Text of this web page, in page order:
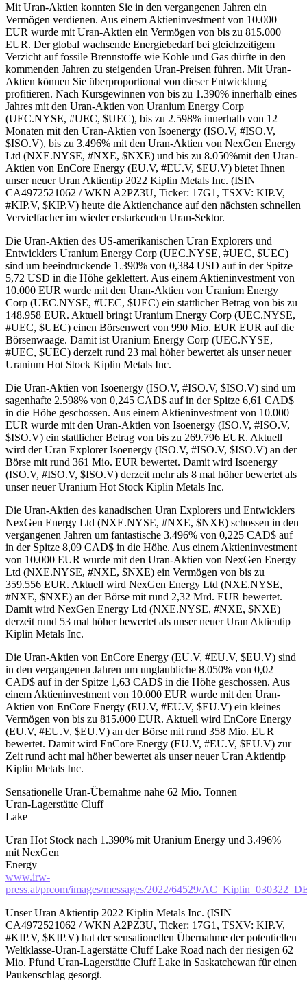
Mit Uran-Aktien konnten Sie in den vergangenen Jahren ein
Vermögen verdienen. Aus einem Aktieninvestment von 10.000
EUR wurde mit Uran-Aktien ein Vermögen von bis zu 815.000
EUR. Der global wachsende Energiebedarf bei gleichzeitigem
Verzicht auf fossile Brennstoffe wie Kohle und Gas dürfte in den
kommenden Jahren zu steigenden Uran-Preisen führen. Mit Uran-
Aktien können Sie überproportional von dieser Entwicklung
profitieren. Nach Kursgewinnen von bis zu 1.390% innerhalb eines
Jahres mit den Uran-Aktien von Uranium Energy Corp
(UEC.NYSE, #UEC, $UEC), bis zu 2.598% innerhalb von 12
Monaten mit den Uran-Aktien von Isoenergy (ISO.V, #ISO.V,
$ISO.V), bis zu 3.496% mit den Uran-Aktien von NexGen Energy
Ltd (NXE.NYSE, #NXE, $NXE) und bis zu 8.050%mit den Uran-
Aktien von EnCore Energy (EU.V, #EU.V, $EU.V) bietet Ihnen
unser neuer Uran Aktientip 2022 Kiplin Metals Inc. (ISIN
CA4972521062 / WKN A2PZ3U, Ticker: 17G1, TSXV: KIP.V,
#KIP.V, $KIP.V) heute die Aktienchance auf den nächsten schnellen
Vervielfacher im wieder erstarkenden Uran-Sektor.
Die Uran-Aktien des US-amerikanischen Uran Explorers und
Entwicklers Uranium Energy Corp (UEC.NYSE, #UEC, $UEC)
sind um beeindruckende 1.390% von 0,384 USD auf in der Spitze
5,72 USD in die Höhe geklettert. Aus einem Aktieninvestment von
10.000 EUR wurde mit den Uran-Aktien von Uranium Energy
Corp (UEC.NYSE, #UEC, $UEC) ein stattlicher Betrag von bis zu
148.958 EUR. Aktuell bringt Uranium Energy Corp (UEC.NYSE,
#UEC, $UEC) einen Börsenwert von 990 Mio. EUR EUR auf die
Börsenwaage. Damit ist Uranium Energy Corp (UEC.NYSE,
#UEC, $UEC) derzeit rund 23 mal höher bewertet als unser neuer
Uranium Hot Stock Kiplin Metals Inc.
Die Uran-Aktien von Isoenergy (ISO.V, #ISO.V, $ISO.V) sind um
sagenhafte 2.598% von 0,245 CAD$ auf in der Spitze 6,61 CAD$
in die Höhe geschossen. Aus einem Aktieninvestment von 10.000
EUR wurde mit den Uran-Aktien von Isoenergy (ISO.V, #ISO.V,
$ISO.V) ein stattlicher Betrag von bis zu 269.796 EUR. Aktuell
wird der Uran Explorer Isoenergy (ISO.V, #ISO.V, $ISO.V) an der
Börse mit rund 361 Mio. EUR bewertet. Damit wird Isoenergy
(ISO.V, #ISO.V, $ISO.V) derzeit mehr als 8 mal höher bewertet als
unser neuer Uranium Hot Stock Kiplin Metals Inc.
Die Uran-Aktien des kanadischen Uran Explorers und Entwicklers
NexGen Energy Ltd (NXE.NYSE, #NXE, $NXE) schossen in den
vergangenen Jahren um fantastische 3.496% von 0,225 CAD$ auf
in der Spitze 8,09 CAD$ in die Höhe. Aus einem Aktieninvestment
von 10.000 EUR wurde mit den Uran-Aktien von NexGen Energy
Ltd (NXE.NYSE, #NXE, $NXE) ein Vermögen von bis zu
359.556 EUR. Aktuell wird NexGen Energy Ltd (NXE.NYSE,
#NXE, $NXE) an der Börse mit rund 2,32 Mrd. EUR bewertet.
Damit wird NexGen Energy Ltd (NXE.NYSE, #NXE, $NXE)
derzeit rund 53 mal höher bewertet als unser neuer Uran Aktientip
Kiplin Metals Inc.
Die Uran-Aktien von EnCore Energy (EU.V, #EU.V, $EU.V) sind
in den vergangenen Jahren um unglaubliche 8.050% von 0,02
CAD$ auf in der Spitze 1,63 CAD$ in die Höhe geschossen. Aus
einem Aktieninvestment von 10.000 EUR wurde mit den Uran-
Aktien von EnCore Energy (EU.V, #EU.V, $EU.V) ein kleines
Vermögen von bis zu 815.000 EUR. Aktuell wird EnCore Energy
(EU.V, #EU.V, $EU.V) an der Börse mit rund 358 Mio. EUR
bewertet. Damit wird EnCore Energy (EU.V, #EU.V, $EU.V) zur
Zeit rund acht mal höher bewertet als unser neuer Uran Aktientip
Kiplin Metals Inc.
Sensationelle Uran-Übernahme nahe 62 Mio. Tonnen
Uran-Lagerstätte Cluff
Lake
Uran Hot Stock nach 1.390% mit Uranium Energy und 3.496%
mit NexGen
Energy
www.irw-
press.at/prcom/images/messages/2022/64529/
Unser Uran Aktientip 2022 Kiplin Metals Inc. (ISIN
CA4972521062 / WKN A2PZ3U, Ticker: 17G1, TSXV: KIP.V,
#KIP.V, $KIP.V) hat der sensationellen Übernahme der potentiellen
Weltklasse-Uran-Lagerstätte Cluff Lake Road nach der riesigen 62
Mio. Pfund Uran-Lagerstätte Cluff Lake in Saskatchewan für einen
Paukenschlag gesorgt.